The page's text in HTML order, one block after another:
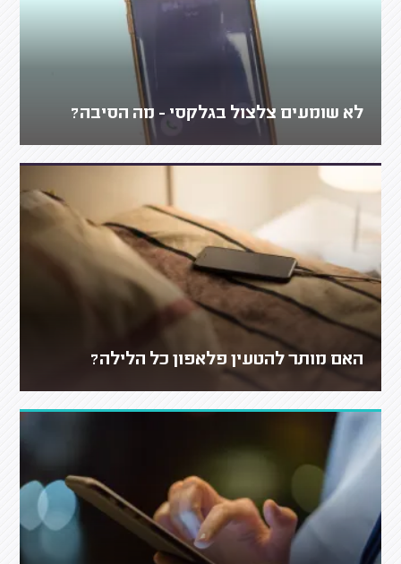
לא שומעים צלצול בגלקסי - מה הסיבה?
האם מותר להטעין פלאפון כל הלילה?